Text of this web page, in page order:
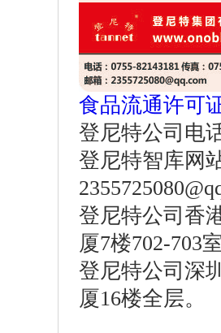
食品流通许可
登尼特公司电
登尼特智库网
登尼特公司香
厦7楼702-703
登尼特公司深
厦16楼全层。